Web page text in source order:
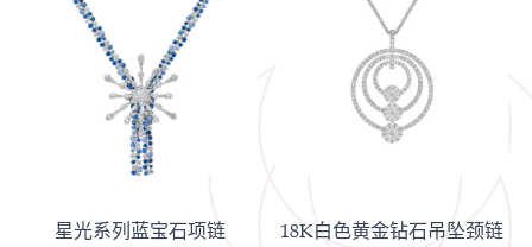
星光系列蓝宝石项链 18K白色黄金钻石吊坠颈链